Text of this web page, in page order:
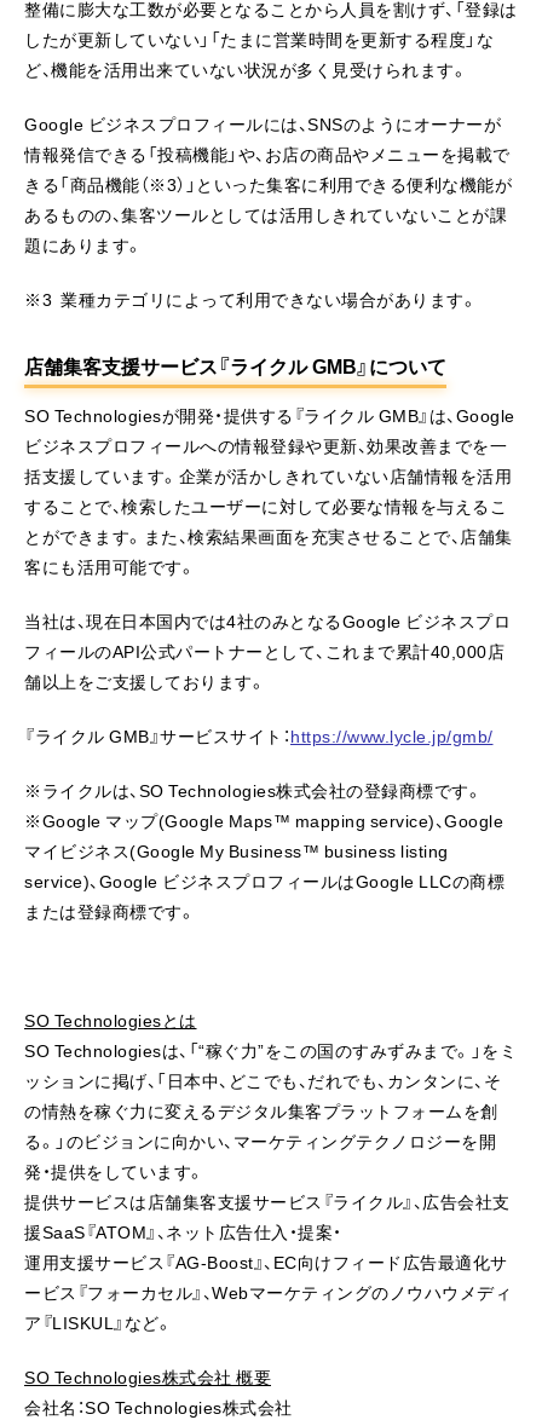
整備に膨大な工数が必要となることから人員を割けず、「登録は
したが更新していない」「たまに営業時間を更新する程度」な
ど、機能を活用出来ていない状況が多く見受けられます。
Google ビジネスプロフィールには、SNSのようにオーナーが
情報発信できる「投稿機能」や、お店の商品やメニューを掲載で
きる「商品機能（※3）」といった集客に利用できる便利な機能が
あるものの、集客ツールとしては活用しきれていないことが課
題にあります。
※3 業種カテゴリによって利用できない場合があります。
店舗集客支援サービス『ライクル GMB』について
SO Technologiesが開発・提供する『ライクル GMB』は、Google
ビジネスプロフィールへの情報登録や更新、効果改善までを一
括支援しています。企業が活かしきれていない店舗情報を活用
することで、検索したユーザーに対して必要な情報を与えるこ
とができます。また、検索結果画面を充実させることで、店舗集
客にも活用可能です。
当社は、現在日本国内では4社のみとなるGoogle ビジネスプロ
フィールのAPI公式パートナーとして、これまで累計40,000店
舗以上をご支援しております。
『ライクル GMB』サービスサイト：https://www.lycle.jp/gmb/
※ライクルは、SO Technologies株式会社の登録商標です。
※Google マップ(Google Maps™ mapping service)、Google
マイビジネス(Google My Business™ business listing
service)、Google ビジネスプロフィールはGoogle LLCの商標
または登録商標です。
SO Technologiesとは
SO Technologiesは、「“稼ぐ力”をこの国のすみずみまで。」をミ
ッションに掲げ、「日本中、どこでも、だれでも、カンタンに、そ
の情熱を稼ぐ力に変えるデジタル集客プラットフォームを創
る。」のビジョンに向かい、マーケティングテクノロジーを開
発・提供をしています。
提供サービスは店舗集客支援サービス『ライクル』、広告会社支
援SaaS『ATOM』、ネット広告仕入・提案・
運用支援サービス『AG-Boost』、EC向けフィード広告最適化サ
ービス『フォーカセル』、Webマーケティングのノウハウメディ
ア『LISKUL』など。
SO Technologies株式会社 概要
会社名：SO Technologies株式会社